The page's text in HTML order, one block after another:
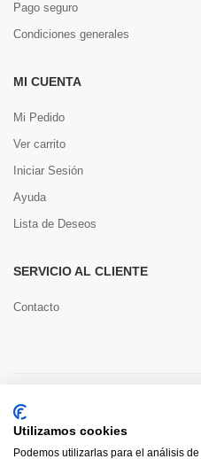
Pago seguro
Condiciones generales
MI CUENTA
Mi Pedido
Ver carrito
Iniciar Sesión
Ayuda
Lista de Deseos
SERVICIO AL CLIENTE
Contacto
Utilizamos cookies
Podemos utilizarlas para el análisis